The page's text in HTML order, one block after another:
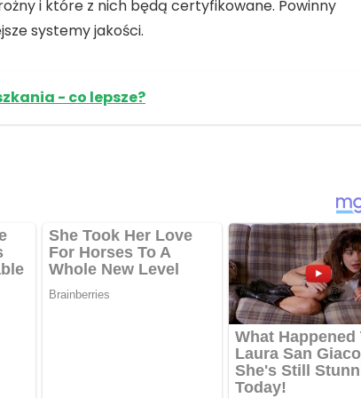
i które z nich będą certyfikowane. Powinny
systemy jakości.
- co lepsze?